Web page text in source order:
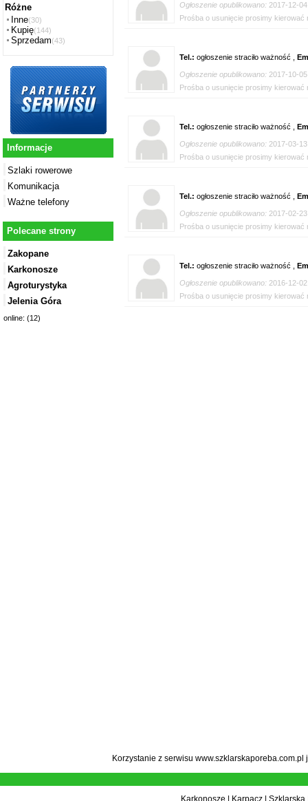
Różne
Inne(30)
Kupię(144)
Sprzedam(43)
Informacje
Szlaki rowerowe
Komunikacja
Ważne telefony
Polecane strony
Zakopane
Karkonosze
Agroturystyka
Jelenia Góra
online: (12)
Ogłoszenie opublikowano: 2017-12-
Prośba o usunięcie prosimy kierować
Tel.: ogłoszenie straciło ważność ,
Ogłoszenie opublikowano: 2017-10-
Prośba o usunięcie prosimy kierować
Tel.: ogłoszenie straciło ważność ,
Ogłoszenie opublikowano: 2017-03-
Prośba o usunięcie prosimy kierować
Tel.: ogłoszenie straciło ważność ,
Ogłoszenie opublikowano: 2017-02-
Prośba o usunięcie prosimy kierować
Tel.: ogłoszenie straciło ważność ,
Ogłoszenie opublikowano: 2016-12-
Prośba o usunięcie prosimy kierować
Korzystanie z serwisu
Karkonosze Karpacz Szklarska